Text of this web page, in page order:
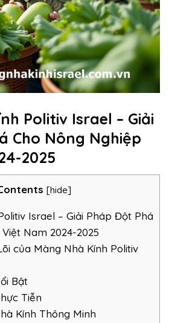
Politiv Israel – Giải
Cho Nông Nghiệp
2025
[hide]
Israel – Giải Pháp Đột Phá
Nam 2024-2025
của Màng Nhà Kính Politiv
Bật
Tiễn
Kính Thông Minh